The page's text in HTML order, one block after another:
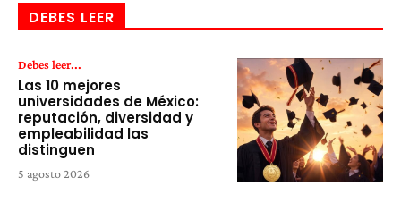
DEBES LEER
Debes leer...
Las 10 mejores
universidades de México:
reputación, diversidad y
empleabilidad las
distinguen
5 agosto 2026